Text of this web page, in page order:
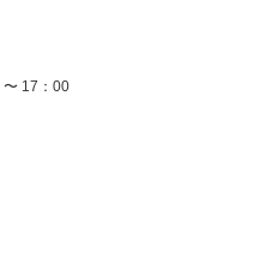
〜 17：00